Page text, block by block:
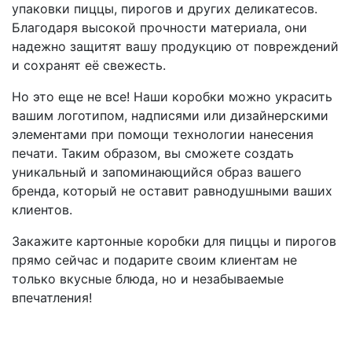
упаковки пиццы, пирогов и других деликатесов.
Благодаря высокой прочности материала, они
надежно защитят вашу продукцию от повреждений
и сохранят её свежесть.
Но это еще не все! Наши коробки можно украсить
вашим логотипом, надписями или дизайнерскими
элементами при помощи технологии нанесения
печати. Таким образом, вы сможете создать
уникальный и запоминающийся образ вашего
бренда, который не оставит равнодушными ваших
клиентов.
Закажите картонные коробки для пиццы и пирогов
прямо сейчас и подарите своим клиентам не
только вкусные блюда, но и незабываемые
впечатления!